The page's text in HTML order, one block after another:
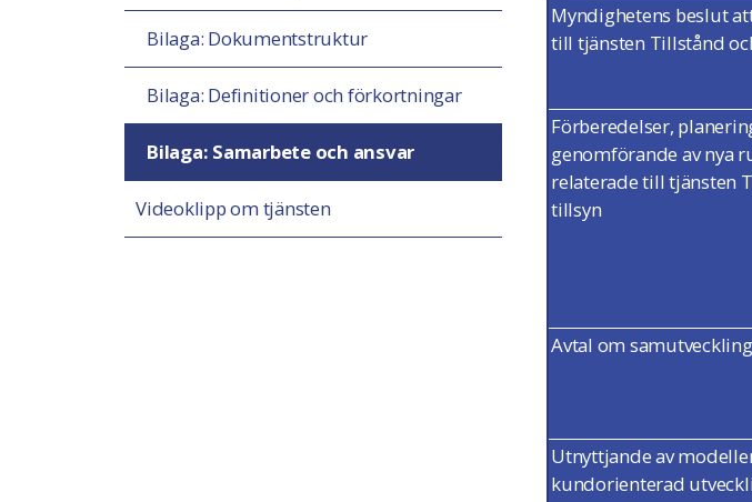
Bilaga: Dokumentstruktur
Bilaga: Definitioner och förkortningar
Bilaga: Samarbete och ansvar
Videoklipp om tjänsten
Myndighetens beslut
till tjänsten Tillstånd
Förberedelser,
genomförande av nya
relaterade till tjänsten
tillsyn
Avtal om samutveckling
Utnyttjande av
kundorienterad